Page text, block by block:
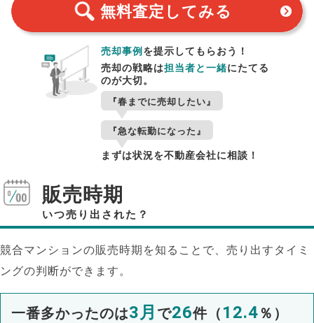
無料査定 してみる
売却事例を提示してもらおう！
売却の戦略は担当者と一緒にたてる
のが大切。
『春までに売却したい』
『急な転勤になった』
まずは状況を不動産会社に相談！
販売時期
いつ売り出された？
競合マンションの販売時期を知ることで、売り出すタイミ
ングの判断ができます。
一番多かったのは3月 で26件（ 12.4 ％）